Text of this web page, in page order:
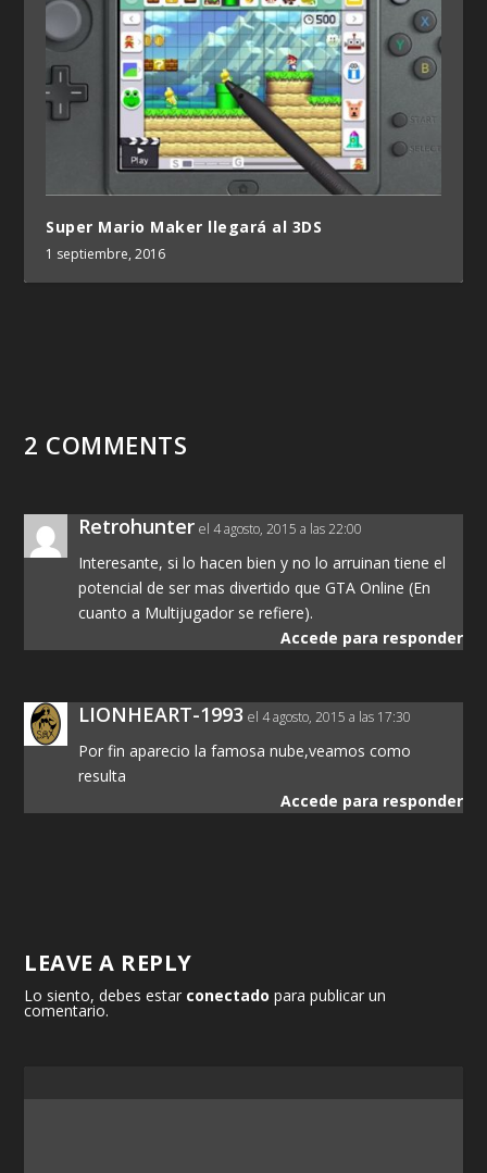
Super Mario Maker llegará al 3DS
1 septiembre, 2016
2 COMMENTS
Retrohunter el 4 agosto, 2015 a las 22:00
Interesante, si lo hacen bien y no lo arruinan tiene el
potencial de ser mas divertido que GTA Online (En
cuanto a Multijugador se refiere).
Accede para responder
LIONHEART-1993 el 4 agosto, 2015 a las 17:30
Por fin aparecio la famosa nube,veamos como
resulta
Accede para responder
LEAVE A REPLY
Lo siento, debes estar conectado para publicar un
comentario.